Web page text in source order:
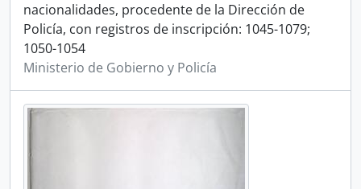
nacionalidades, procedente de la Dirección de
Policía, con registros de inscripción: 1045-1079;
1050-1054
Ministerio de Gobierno y Policía